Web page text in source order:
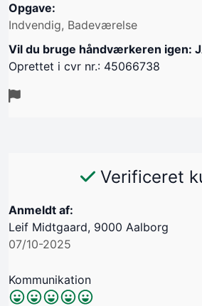
Opgave:
Indvendig, Badeværelse
Vil du bruge håndværkeren igen:
Oprettet i cvr nr.: 45066738
Verificeret
Anmeldt af:
Leif Midtgaard, 9000 Aalborg
07/10-2025
Kommunikation